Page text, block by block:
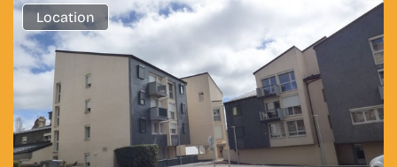
Location